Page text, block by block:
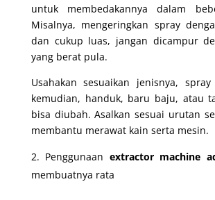
untuk membedakannya dalam
Misalnya, mengeringkan spray
dan cukup luas, jangan dicampur
yang berat pula.
Usahakan sesuaikan jenisnya,
kemudian, handuk, baru baju, atau
bisa diubah. Asalkan sesuai urutan
membantu merawat kain serta mesin.
Penggunaan extractor machine
membuatnya rata